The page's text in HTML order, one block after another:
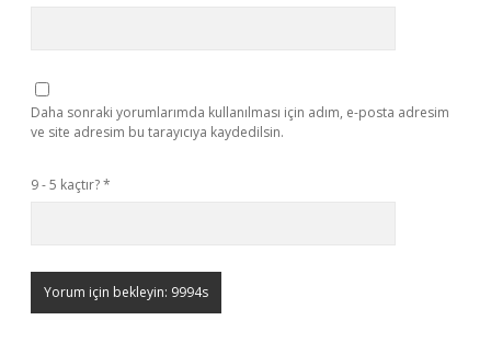
Daha sonraki yorumlarımda kullanılması için adım, e-posta adresim
ve site adresim bu tarayıcıya kaydedilsin.
9 - 5 kaçtır?*